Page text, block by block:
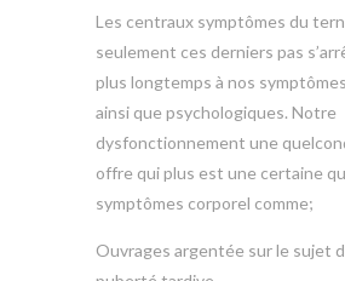
Les centraux symptômes du
seulement ces derniers pas
plus longtemps à nos
ainsi que psychologiques. Notre
dysfonctionnement une
offre qui plus est une certaine
symptômes corporel comme;
Ouvrages argentée sur le sujet